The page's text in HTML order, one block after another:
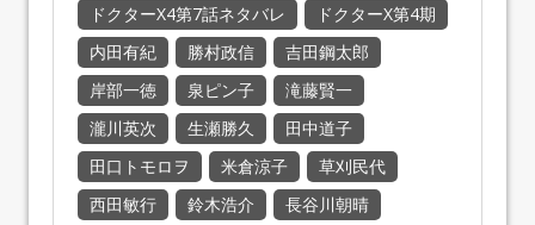
ドクターX4第7話ネタバレ
ドクターX第4期
内田有紀
勝村政信
吉田鋼太郎
岸部一徳
泉ピン子
滝藤賢一
瀧川英次
生瀬勝久
田中道子
田口トモロヲ
米倉涼子
草刈民代
西田敏行
鈴木浩介
長谷川朝晴